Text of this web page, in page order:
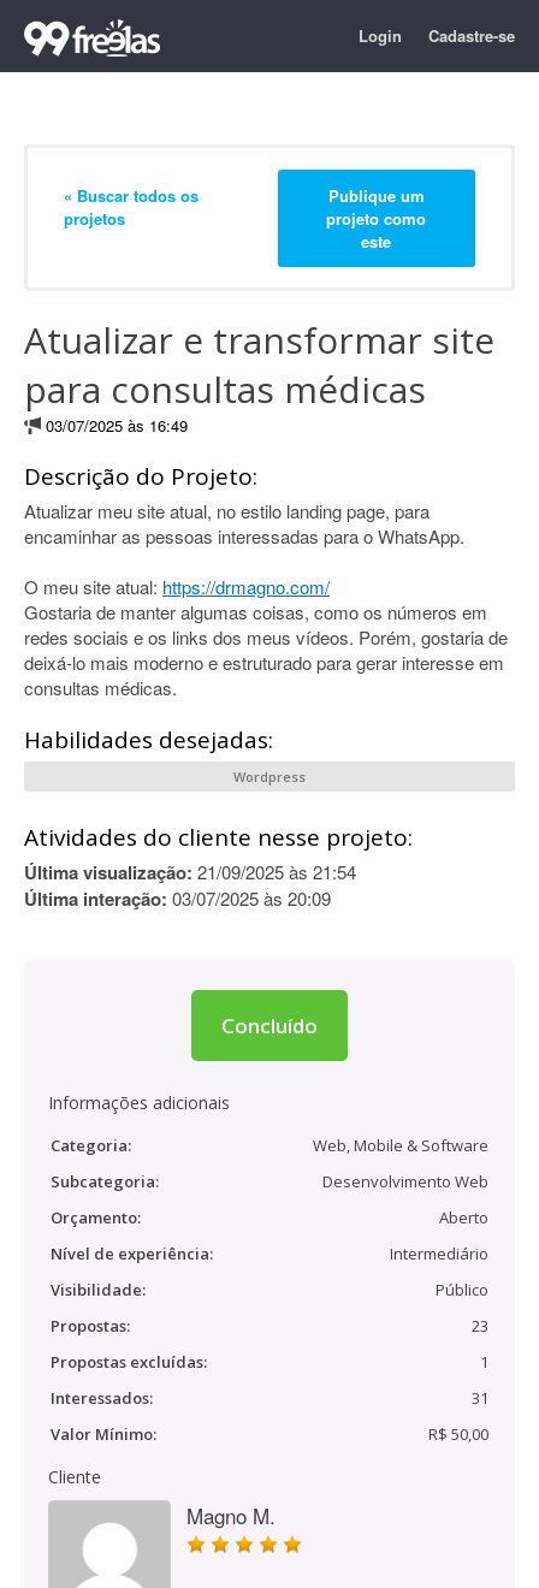
Login Cadastre-se
« Buscar todos os
projetos
Publique um
projeto como
este
Atualizar e transformar site
para consultas médicas
03/07/2025 às 16:49
Descrição do Projeto:
Atualizar meu site atual, no estilo landing page, para
encaminhar as pessoas interessadas para o WhatsApp.
O meu site atual: https://drmagno.com/
Gostaria de manter algumas coisas, como os números em
redes sociais e os links dos meus vídeos. Porém, gostaria de
deixá-lo mais moderno e estruturado para gerar interesse em
consultas médicas.
Habilidades desejadas:
Wordpress
Atividades do cliente nesse projeto:
Última visualização: 21/09/2025 às 21:54
Última interação: 03/07/2025 às 20:09
Concluído
Informações adicionais
Categoria:
Web, Mobile & Software
Subcategoria:
Desenvolvimento Web
Orçamento:
Aberto
Nível de experiência:
Intermediário
Visibilidade:
Público
Propostas:
23
Propostas excluídas:
1
Interessados:
31
Valor Mínimo:
R$ 50,00
Cliente
Magno M.